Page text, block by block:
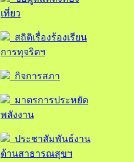
เที่ยว
สถิติเรื่องร้องเรียน
การทุจริตฯ
กิจการสภา
มาตรการประหยัด
พลังงาน
ประชาสัมพันธ์งาน
ด้านสาธารณสุขฯ